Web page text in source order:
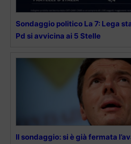
Sondaggio politico La 7: Lega
Pd si avvicina ai 5 Stelle
Il sondaggio: si è già fermata